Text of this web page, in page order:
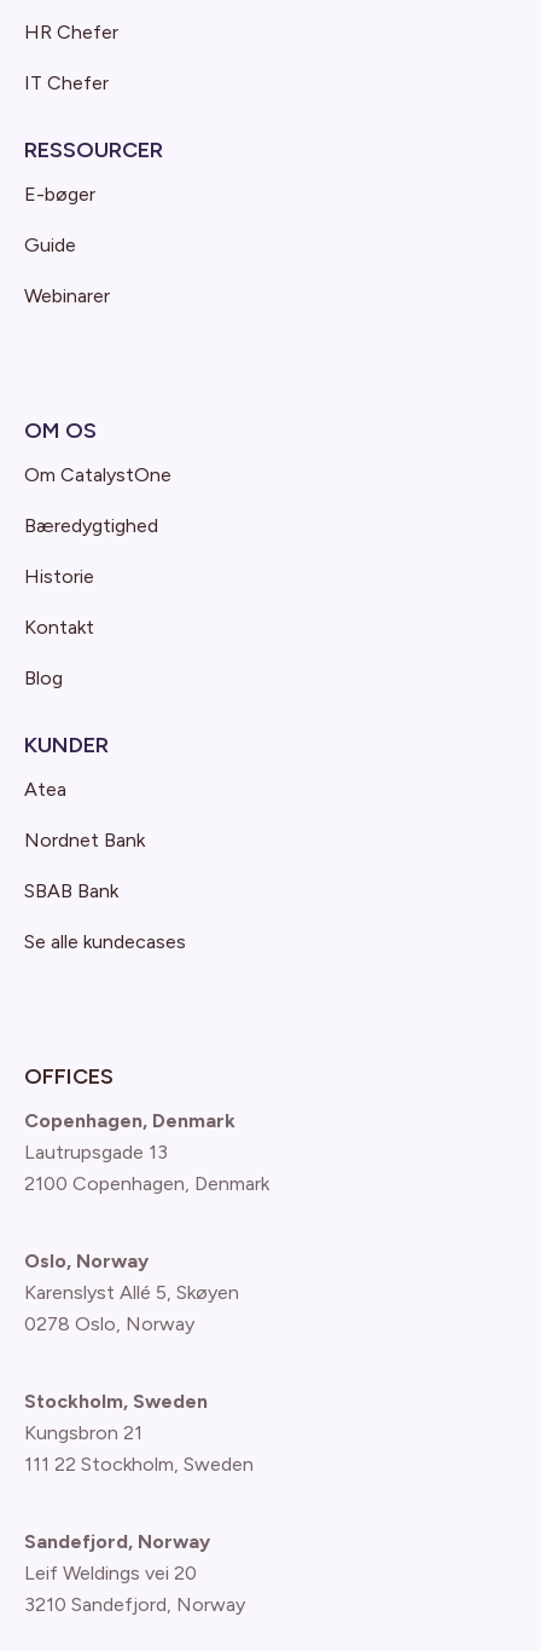
HR Chefer
IT Chefer
RESSOURCER
E-bøger
Guide
Webinarer
OM OS
Om CatalystOne
Bæredygtighed
Historie
Kontakt
Blog
KUNDER
Atea
Nordnet Bank
SBAB Bank
Se alle kundecases
OFFICES
Copenhagen, Denmark
Lautrupsgade 13
2100 Copenhagen, Denmark
Oslo, Norway
Karenslyst Allé 5, Skøyen
0278 Oslo, Norway
Stockholm, Sweden
Kungsbron 21
111 22 Stockholm, Sweden
Sandefjord, Norway
Leif Weldings vei 20
3210 Sandefjord, Norway